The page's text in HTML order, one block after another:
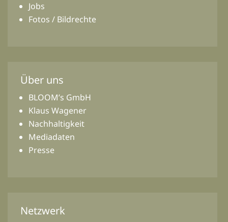
Jobs
Fotos / Bildrechte
Über uns
BLOOM’s GmbH
Klaus Wagener
Nachhaltigkeit
Mediadaten
Presse
Netzwerk